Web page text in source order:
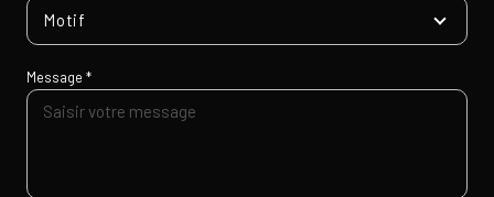
Motif
Message *